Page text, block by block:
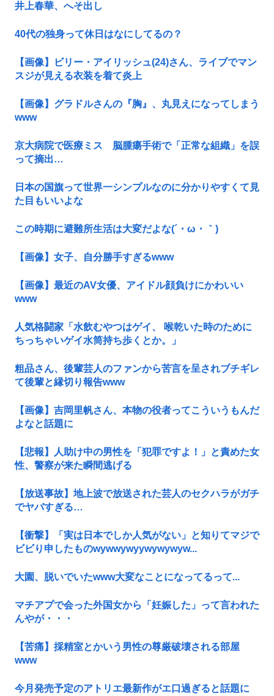
井上春華、へそ出し
40代の独身って休日はなにしてるの？
【画像】ビリー・アイリッシュ(24)さん、ライブでマン
スジが見える衣装を着て炎上
【画像】グラドルさんの『胸』、丸見えになってしまう
www
京大病院で医療ミス 脳腫瘍手術で「正常な組織」を誤
って摘出…
日本の国旗って世界一シンプルなのに分かりやすくて見
た目もいいよな
この時期に避難所生活は大変だよな(´・ω・｀)
【画像】女子、自分勝手すぎるwww
【画像】最近のAV女優、アイドル顔負けにかわいい
www
人気格闘家「水飲むやつはゲイ、 喉乾いた時のために
ちっちゃいゲイ水筒持ち歩くとか。」
粗品さん、後輩芸人のファンから苦言を呈されブチギレ
て後輩と縁切り報告www
【画像】吉岡里帆さん、本物の役者ってこういうもんだ
よなと話題に
【悲報】人助け中の男性を「犯罪ですよ！」と責めた女
性、警察が来た瞬間逃げる
【放送事故】地上波で放送された芸人のセクハラがガチ
でヤバすぎる…
【衝撃】「実は日本でしか人気がない」と知りてマジで
ビビり申したものwywwywyywywywyw...
大園、脱いでいたwww大変なことになってるって...
マチアプで会った外国女から「妊娠した」って言われた
んやが・・・
【苦痛】採精室とかいう男性の尊厳破壊される部屋
www
今月発売予定のアトリエ最新作がエ口過ぎると話題に